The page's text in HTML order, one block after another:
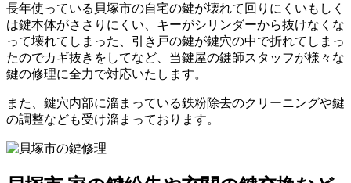
長年使っている貝塚市の自宅の鍵が壊れて回りにくいもしく
は鍵本体がささりにくい、キーがシリンダーから抜けなくな
って壊れてしまった、引き戸の鍵が鍵穴の中で折れてしまっ
たのでカギ抜きをしてなど、当鍵屋の鍵師スタッフが様々な
鍵の修理に全力で対応いたします。
また、鍵穴内部に溜まっている鉄粉除去のクリーニングや鍵
の調整なども受け溜まっております。